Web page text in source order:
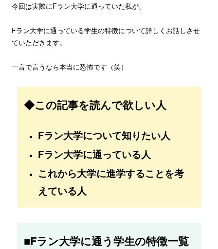
今回は実際にFラン大学に通っていた私が、
Fラン大学に通っている学生の特徴について詳しくお話しさせ
ていただきます。
一言で言うなら本当に恐怖です（笑）
◆この記事を読んで欲しい人
Fラン大学について知りたい人
Fラン大学に通っている人
これから大学に進学することを考
えている人
■Fラン大学に通う学生の特徴一覧